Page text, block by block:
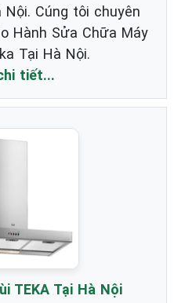
Nội. Cúng tôi chuyên
Hành Sửa Chữa Máy
Tại Hà Nội.
tiết...
TEKA Tại Hà Nội